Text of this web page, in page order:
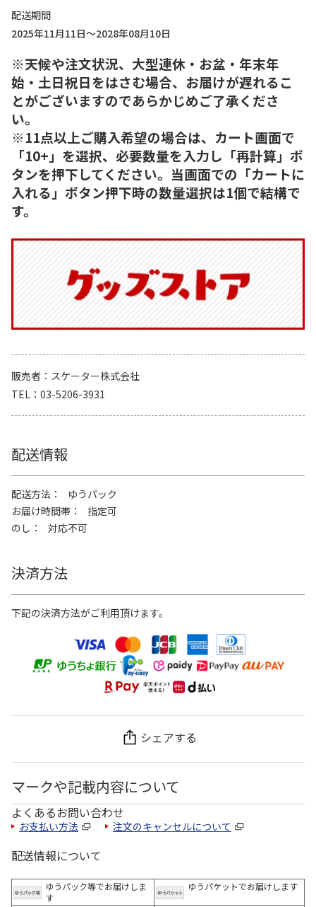
配送期間
2025年11月11日～2028年08月10日
※天候や注文状況、大型連休・お盆・年末年
始・土日祝日をはさむ場合、お届けが遅れるこ
とがございますのであらかじめご了承くださ
い。
※11点以上ご購入希望の場合は、カート画面で
「10+」を選択、必要数量を入力し「再計算」ボ
タンを押下してください。当画面での「カートに
入れる」ボタン押下時の数量選択は1個で結構で
す。
販売者
スケーター株式会社
TEL
03-5206-3931
配送情報
配送方法
ゆうパック
お届け時間帯
指定可
のし
対応不可
決済方法
下記の決済方法がご利用頂けます。
シェアする
マークや記載内容について
よくあるお問い合わせ
お支払い方法 注文のキャンセルについて
配送情報について
ゆうパック等でお届けしま
す
ゆうパケットでお届けします